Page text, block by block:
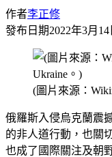
作者李正修
發布日期2022年3月14
(圖片來源：
俄羅斯入侵烏克蘭震
的非人道行動，也關
也成了國際關注及朝